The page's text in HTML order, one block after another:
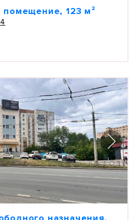
помещение, 123 м²